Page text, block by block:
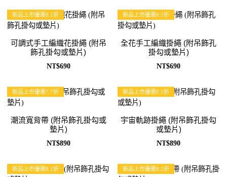
新品上市優惠8.1折
可調式手工編織花掛繩 (附吊
飾孔掛勾或墊片)
NT$690
新品上市優惠8.1折
全花手工編織掛繩 (附吊飾孔
掛勾或墊片)
NT$690
新品上市優惠7.7折
潮流寬背帶 (附吊飾孔掛勾或
墊片)
NT$890
新品上市優惠8.5折
宇宙軌跡掛繩 (附吊飾孔掛勾
或墊片)
NT$890
新品上市優惠8.1折 新品上市優惠8.1折